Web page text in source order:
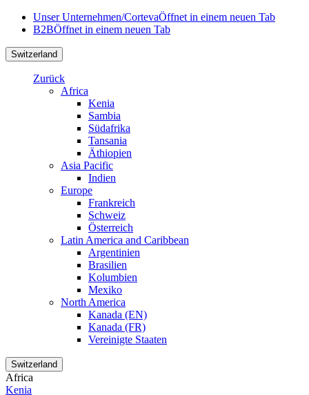
Unser Unternehmen/CortevaÖffnet in einem neuen Tab
B2BÖffnet in einem neuen Tab
Switzerland
Zurück
Africa
Kenia
Sambia
Südafrika
Tansania
Äthiopien
Asia Pacific
Indien
Europe
Frankreich
Schweiz
Österreich
Latin America and Caribbean
Argentinien
Brasilien
Kolumbien
Mexiko
North America
Kanada (EN)
Kanada (FR)
Vereinigte Staaten
Switzerland
Africa
Kenia